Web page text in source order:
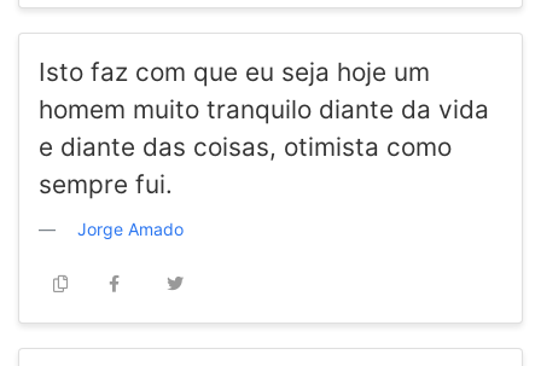
Isto faz com que eu seja hoje um
homem muito tranquilo diante da vida
e diante das coisas, otimista como
sempre fui.
Jorge Amado